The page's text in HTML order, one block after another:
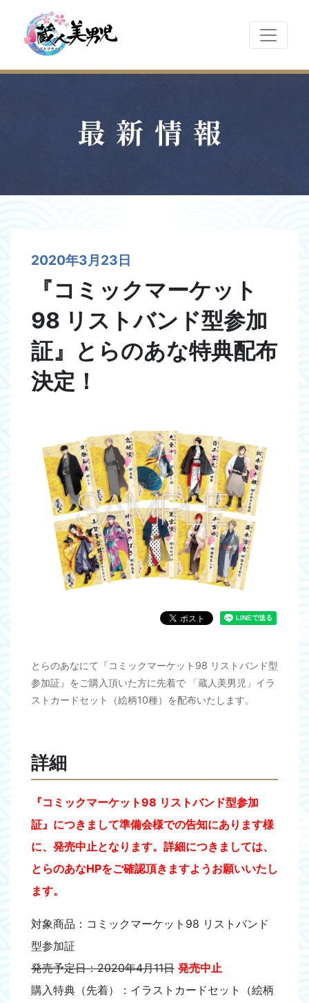
最新情報
2020年3月23日
『コミックマーケット
98 リストバンド型参加
証』とらのあな特典配布
決定！
とらのあなにて『コミックマーケット98 リストバンド型
参加証』をご購入頂いた方に先着で 「蔵人美男児」イラ
ストカードセット（絵柄10種）を配布いたします。
詳細
『コミックマーケット98 リストバンド型参加
証』につきまして準備会様での告知にあります様
に、発売中止となります。 詳細につきましては、
とらのあなHPをご確認頂きますようお願いいたし
ます。
対象商品：コミックマーケット98 リストバンド
型参加証
発売予定日：2020年4月11日 発売中止
購入特典（先着）：イラストカードセット（絵柄